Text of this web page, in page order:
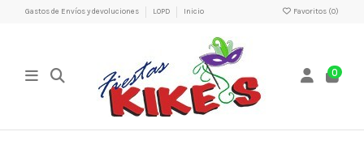
Gastos de Envíos y devoluciones LOPD Inicio Favoritos (0)
0